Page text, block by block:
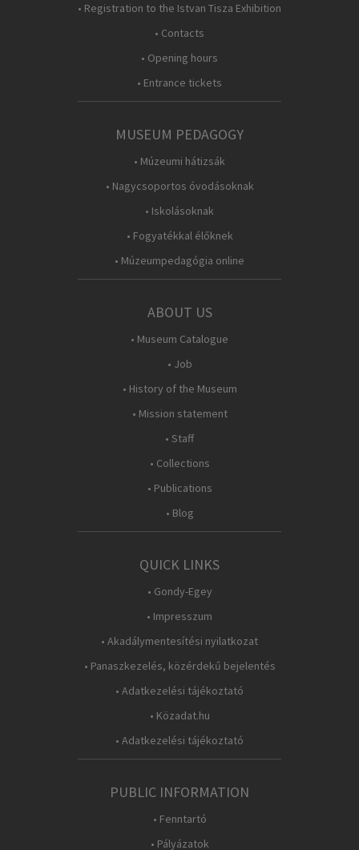
• Registration to the Istvan Tisza Exhibition
• Contacts
• Opening hours
• Entrance tickets
MUSEUM PEDAGOGY
• Múzeumi hátizsák
• Nagycsoportos óvodásoknak
• Iskolásoknak
• Fogyatékkal élőknek
• Múzeumpedagógia online
ABOUT US
• Museum Catalogue
• Job
• History of the Museum
• Mission statement
• Staff
• Collections
• Publications
• Blog
QUICK LINKS
• Gondy-Egey
• Impresszum
• Akadálymentesítési nyilatkozat
• Panaszkezelés, közérdekű bejelentés
• Adatkezelési tájékoztató
• Közadat.hu
• Adatkezelési tájékoztató
PUBLIC INFORMATION
• Fenntartó
• Pályázatok